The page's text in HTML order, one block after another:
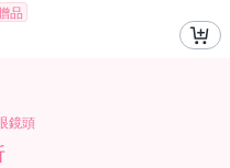
品
鏡頭